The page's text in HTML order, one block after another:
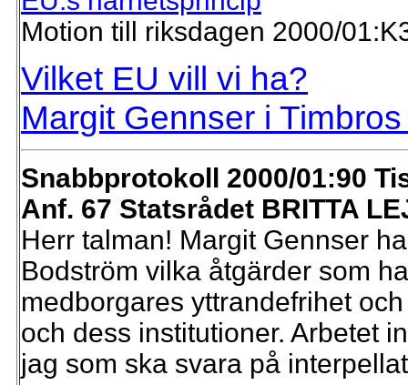
Motion till riksdagen 2000/
Vilket EU vill vi ha?
Margit Gennser i
Snabbprotokoll 2000/01:90
Anf. 67 Statsrådet BRITTA
Herr talman! Margit Gennser
Bodström vilka åtgärder som
medborgares yttrandefrihet
och dess institutioner. Arbetet
jag som ska svara på